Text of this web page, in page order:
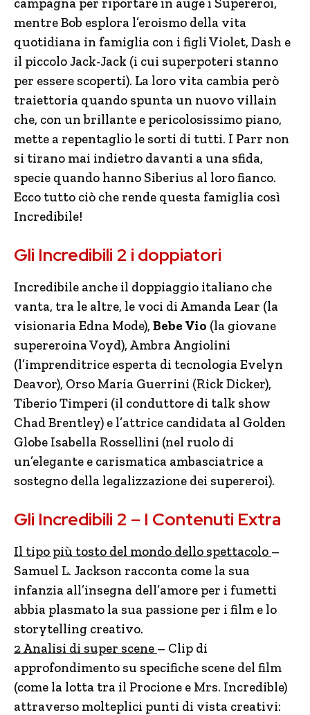
mentre Bob esplora l’eroismo della vita
quotidiana in famiglia con i figli Violet, Dash e
il piccolo Jack-Jack (i cui superpoteri stanno
per essere scoperti). La loro vita cambia però
traiettoria quando spunta un nuovo villain
che, con un brillante e pericolosissimo piano,
mette a repentaglio le sorti di tutti. I Parr non
si tirano mai indietro davanti a una sfida,
specie quando hanno Siberius al loro fianco.
Ecco tutto ciò che rende questa famiglia così
Incredibile!
Gli Incredibili 2 i doppiatori
Incredibile anche il doppiaggio italiano che
vanta, tra le altre, le voci di Amanda Lear (la
visionaria Edna Mode), Bebe Vio (la giovane
supereroina Voyd), Ambra Angiolini
(l’imprenditrice esperta di tecnologia Evelyn
Deavor), Orso Maria Guerrini (Rick Dicker),
Tiberio Timperi (il conduttore di talk show
Chad Brentley) e l’attrice candidata al Golden
Globe Isabella Rossellini (nel ruolo di
un’elegante e carismatica ambasciatrice a
sostegno della legalizzazione dei supereroi).
Gli Incredibili 2 – I Contenuti Extra
Il tipo più tosto del mondo dello spettacolo –
Samuel L. Jackson racconta come la sua
infanzia all’insegna dell’amore per i fumetti
abbia plasmato la sua passione per i film e lo
storytelling creativo.
2 Analisi di super scene – Clip di
approfondimento su specifiche scene del film
(come la lotta tra il Procione e Mrs. Incredible)
attraverso molteplici punti di vista creativi: